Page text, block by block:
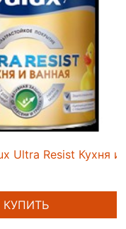
Ultra Resist Кухня
КУПИТЬ